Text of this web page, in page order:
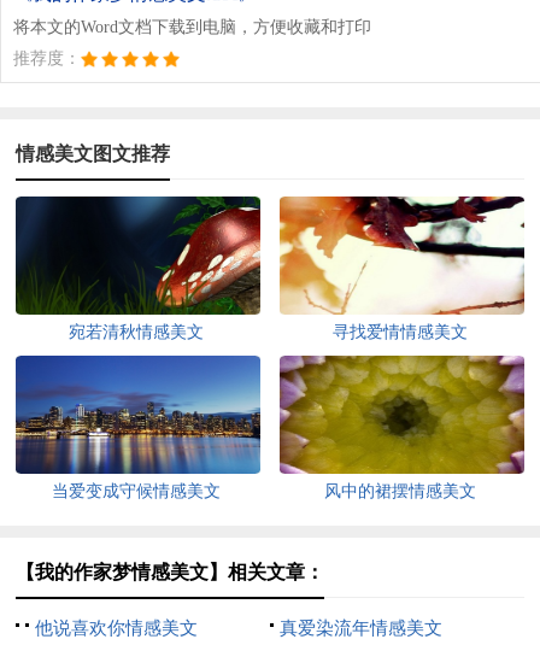
将本文的Word文档下载到电脑，方便收藏和打印
推荐度：
情感美文图文推荐
宛若清秋情感美文 寻找爱情情感美文
当爱变成守候情感美文 风中的裙摆情感美文
【我的作家梦情感美文】相关文章：
他说喜欢你情感美文 真爱染流年情感美文